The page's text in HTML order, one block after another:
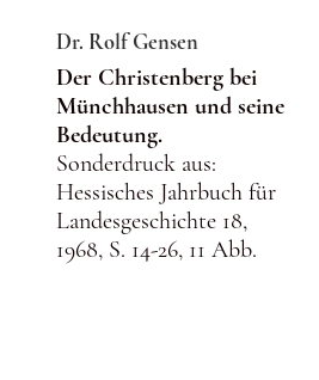
Dr. Rolf Gensen
Der Christenberg bei
Münchhausen und seine
Bedeutung.
Sonderdruck aus:
Hessisches Jahrbuch für
Landesgeschichte 18,
1968, S. 14-26, 11 Abb.